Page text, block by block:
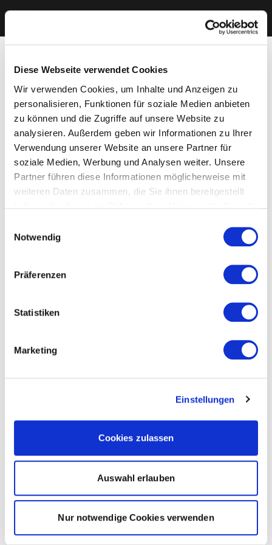
Diese Webseite verwendet Cookies
Wir verwenden Cookies, um Inhalte und Anzeigen zu
personalisieren, Funktionen für soziale Medien anbieten
zu können und die Zugriffe auf unsere Website zu
analysieren. Außerdem geben wir Informationen zu Ihrer
Verwendung unserer Website an unsere Partner für
soziale Medien, Werbung und Analysen weiter. Unsere
Partner führen diese Informationen möglicherweise mit
weiteren Daten zusammen, die Sie ihnen bereitgestellt
Cookies, wenn Sie unsere Webseite weiterhin nutzen.
Notwendig
Präferenzen
Statistiken
Marketing
Einstellungen
Cookies zulassen
Auswahl erlauben
Nur notwendige Cookies verwenden